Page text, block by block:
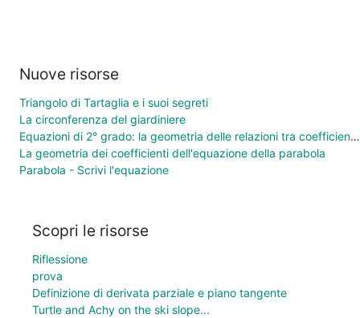
Nuove risorse
Triangolo di Tartaglia e i suoi segreti
La circonferenza del giardiniere
Equazioni di 2° grado: la geometria delle relazioni tra coefficienti e soluzioni
La geometria dei coefficienti dell'equazione della parabola
Parabola - Scrivi l'equazione
Scopri le risorse
Riflessione
prova
Definizione di derivata parziale e piano tangente
Turtle and Achy on the ski slope...